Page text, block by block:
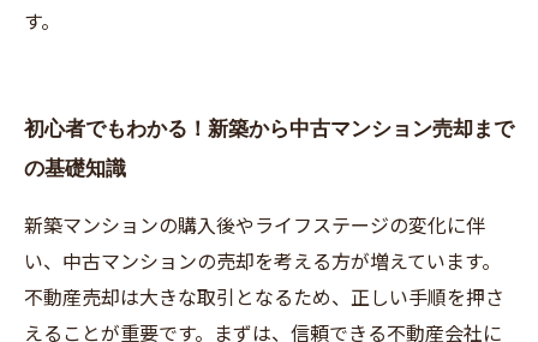
す。
初心者でもわかる！新築から中古マンション売却まで
の基礎知識
新築マンションの購入後やライフステージの変化に伴
い、中古マンションの売却を考える方が増えています。
不動産売却は大きな取引となるため、正しい手順を押さ
えることが重要です。まずは、信頼できる不動産会社に